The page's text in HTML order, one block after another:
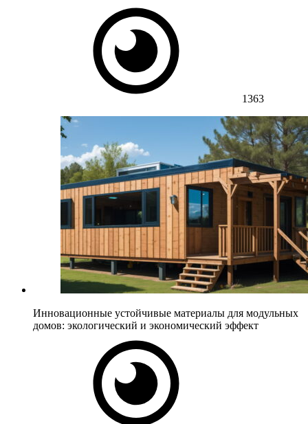
1363
Инновационные устойчивые материалы для модульных
домов: экологический и экономический эффект